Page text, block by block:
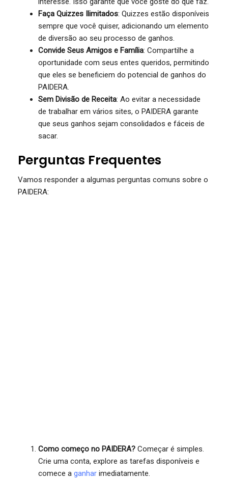
Faça Quizzes Ilimitados: Quizzes estão disponíveis
sempre que você quiser, adicionando um elemento
de diversão ao seu processo de ganhos.
Convide Seus Amigos e Família: Compartilhe a
oportunidade com seus entes queridos, permitindo
que eles se beneficiem do potencial de ganhos do
PAIDERA.
Sem Divisão de Receita: Ao evitar a necessidade
de trabalhar em vários sites, o PAIDERA garante
que seus ganhos sejam consolidados e fáceis de
sacar.
Perguntas Frequentes
Vamos responder a algumas perguntas comuns sobre o
PAIDERA:
Como começo no PAIDERA? Começar é simples.
Crie uma conta, explore as tarefas disponíveis e
comece a ganhar imediatamente.